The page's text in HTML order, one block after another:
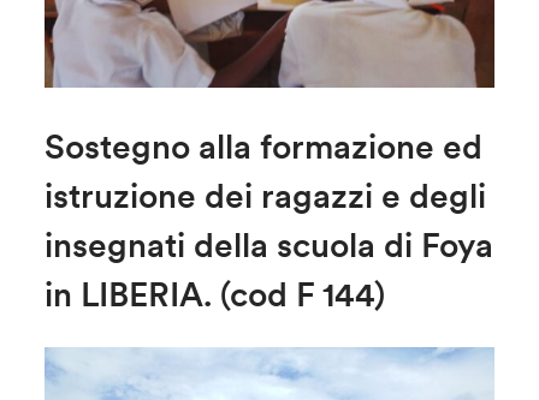
Sostegno alla formazione ed
istruzione dei ragazzi e degli
insegnati della scuola di Foya
in LIBERIA. (cod F 144)